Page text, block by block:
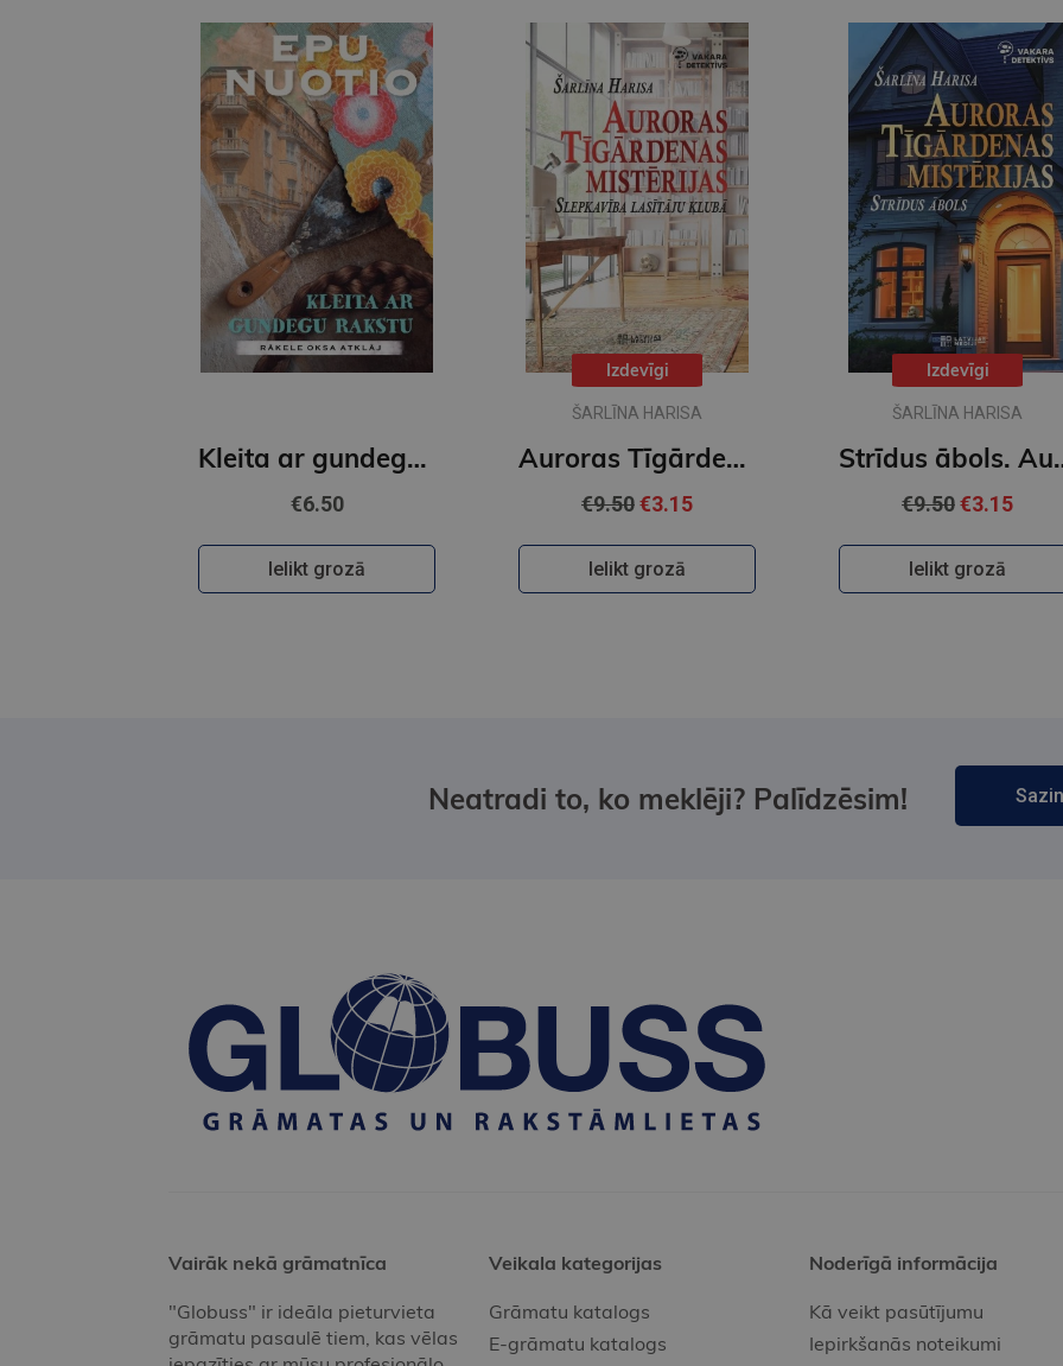
Kleita ar gundegu rakstu
€6.50
Ielikt grozā
Izdevīgi
ŠARLĪNA HARISA
Auroras Tīgārdenas mistērijas. Slepkavība lasītāju klubā. Vakara detektīvs
€9.50€3.15
Ielikt grozā
Izdevīgi
ŠARLĪNA HARISA
Strīdus
€9.50€3.15
Ielikt grozā
Neatradi to, ko meklēji? Palīdzēsim!
Vairāk nekā grāmatnīca
"Globuss" ir ideāla pieturvieta
grāmatu pasaulē tiem, kas vēlas
Veikala kategorijas
Grāmatu katalogs
E-grāmatu katalogs
Noderīgā informācija
Kā veikt pasūtījumu
Iepirkšanās noteikumi